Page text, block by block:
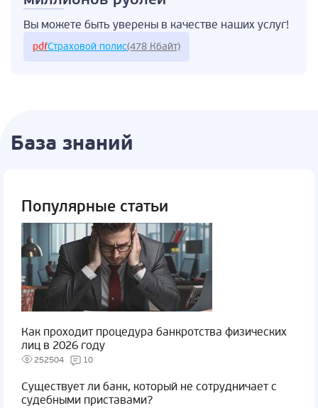
Вы можете быть уверены в качестве наших услуг!
pdfСтраховой полис(478 Кбайт)
База знаний
Популярные статьи
Как проходит процедура банкротства физических
лиц в 2026 году
252504 10
Существует ли банк, который не сотрудничает с
судебными приставами?